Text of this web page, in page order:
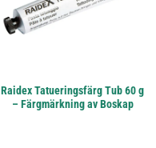
Raidex Tatueringsfärg Tub 60 g
– Färgmärkning av Boskap